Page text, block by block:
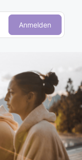
Anmelden